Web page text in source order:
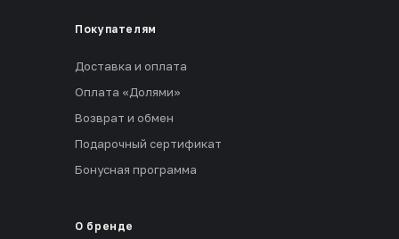
Покупателям
Доставка и оплата
Оплата «Долями»
Возврат и обмен
Подарочный сертификат
Бонусная программа
О бренде